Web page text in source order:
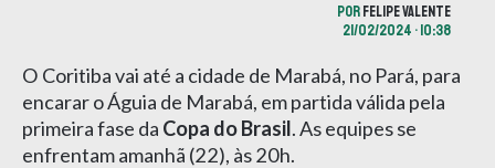
PORFELIPE VALENTE
21/02/2024 • 10:38
O Coritiba vai até a cidade de Marabá, no Pará, para
encarar o Águia de Marabá, em partida válida pela
primeira fase da Copa do Brasil. As equipes se
enfrentam amanhã (22), às 20h.